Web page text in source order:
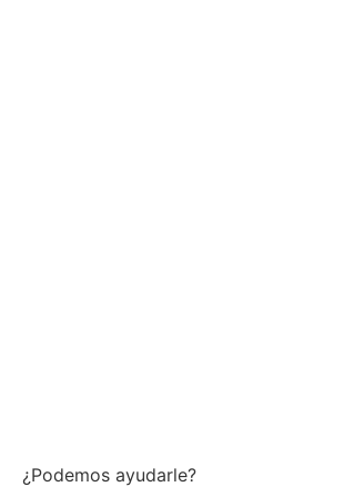
¿Podemos ayudarle?